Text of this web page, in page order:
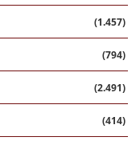
(1.457)
(794)
(2.491)
(414)